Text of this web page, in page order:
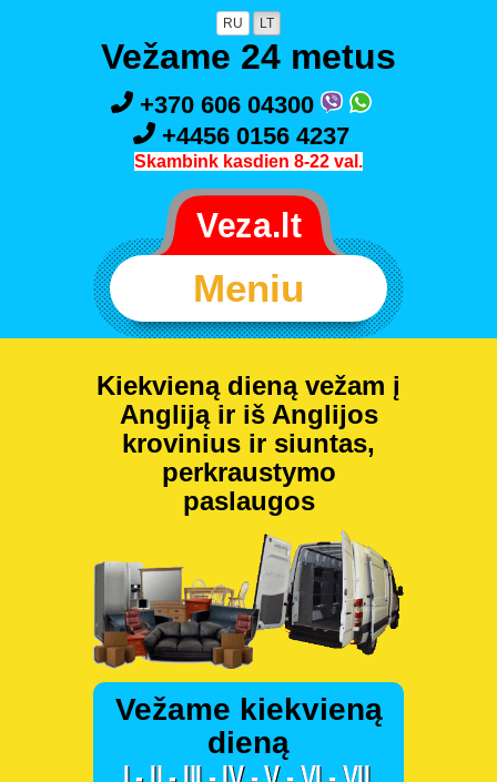
RU LT
Vežame 24 metus
+370 606 04300
+4456 0156 4237
Skambink kasdien 8-22 val.
Meniu
Kiekvieną dieną vežam į
Angliją ir iš Anglijos
krovinius ir siuntas,
perkraustymo
paslaugos
Vežame kiekvieną
dieną